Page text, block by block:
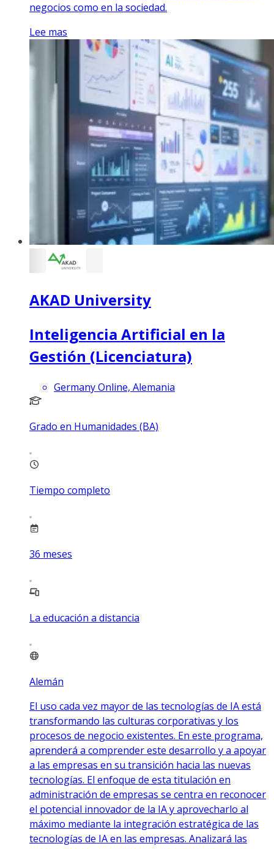
negocios como en la sociedad.
Lee mas
AKAD University
Inteligencia Artificial en la
Gestión (Licenciatura)
Germany Online, Alemania
Grado en Humanidades (BA)
Tiempo completo
36 meses
La educación a distancia
Alemán
El uso cada vez mayor de las tecnologías de IA está
transformando las culturas corporativas y los
procesos de negocio existentes. En este programa,
aprenderá a comprender este desarrollo y a apoyar
a las empresas en su transición hacia las nuevas
tecnologías. El enfoque de esta titulación en
administración de empresas se centra en reconocer
el potencial innovador de la IA y aprovecharlo al
máximo mediante la integración estratégica de las
tecnologías de IA en las empresas. Analizará las